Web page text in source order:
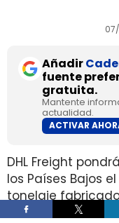
Añadir
fuente
gratuita.
Mantente
actualidad.
ACTIVAR
DHL Freight
los Países Bajos
tonelaje
después de